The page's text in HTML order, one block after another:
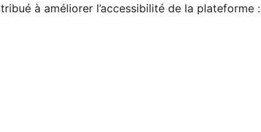
à améliorer l’accessibilité de la plateforme :